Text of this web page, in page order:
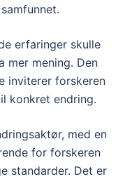
erfaringer skulle
mer mening. Den
inviterer forskeren
konkret endring.
med en
for forskeren
standarder. Det er